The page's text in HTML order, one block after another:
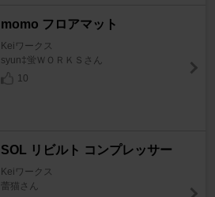
momo フロアマット
Keiワークス
syun‡蛍ＷＯＲＫＳさん
10
SOL リビルト コンプレッサー
Keiワークス
蕾猫さん